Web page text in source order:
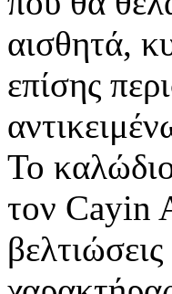
αισθητά,
επίσης
Το
τον Cayin